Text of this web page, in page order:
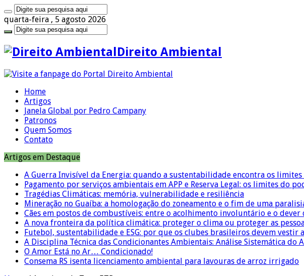
quarta-feira , 5 agosto 2026
Direito Ambiental
Home
Artigos
Janela Global por Pedro Campany
Patronos
Quem Somos
Contato
Artigos em Destaque
A Guerra Invisível da Energia: quando a sustentabilidade encontra os
Pagamento por serviços ambientais em APP e Reserva Legal: os limites do
Tragédias Climáticas: memória, vulnerabilidade e resiliência
Mineração no Guaíba: a homologação do zoneamento e o fim de uma
Cães em postos de combustíveis: entre o acolhimento involuntário e o
A nova fronteira da política climática: proteger o clima ou proteger as
Futebol, sustentabilidade e ESG: por que os clubes brasileiros devem vestir
A Disciplina Técnica das Condicionantes Ambientais: Análise Sistemática do
O Amor Está no Ar… Condicionado!
Consema RS isenta licenciamento ambiental para lavouras de arroz irrigado